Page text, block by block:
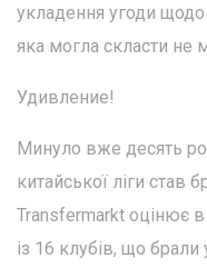
укладення угоди
яка могла скласти не
Удивление!
Минуло вже десять
китайської ліги став
Transfermarkt оцінює
із 16 клубів, що